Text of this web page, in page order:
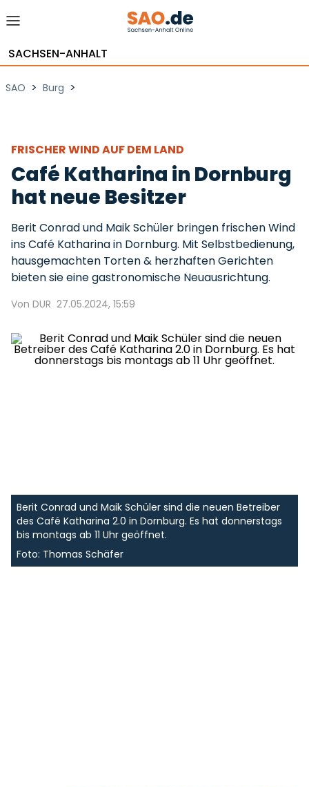
SACHSEN-ANHALT
SAO > Burg >
FRISCHER WIND AUF DEM LAND
Café Katharina in Dornburg
hat neue Besitzer
Berit Conrad und Maik Schüler bringen frischen Wind
ins Café Katharina in Dornburg. Mit Selbstbedienung,
hausgemachten Torten & herzhaften Gerichten
bieten sie eine gastronomische Neuausrichtung.
Von DUR 27.05.2024, 15:59
Berit Conrad und Maik Schüler sind die neuen Betreiber
des Café Katharina 2.0 in Dornburg. Es hat donnerstags
bis montags ab 11 Uhr geöffnet.
Foto: Thomas Schäfer